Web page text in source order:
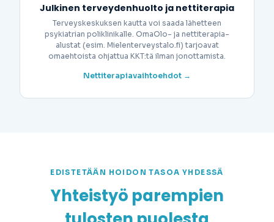
Julkinen terveydenhuolto ja nettiterapia
Terveyskeskuksen kautta voi saada lähetteen
psykiatrian poliklinikalle. OmaOlo- ja nettiterapia-
alustat (esim. Mielenterveystalo.fi) tarjoavat
omaehtoista ohjattua KKT:tä ilman jonottamista.
Nettiterapiavaihtoehdot →
EDISTETÄÄN HOIDON TASOA YHDESSÄ
Yhteistyö parempien